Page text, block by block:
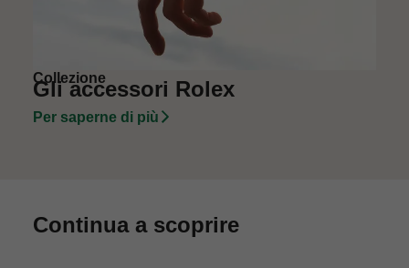
Collezione
Gli accessori Rolex
Per saperne di più
Continua a scoprire